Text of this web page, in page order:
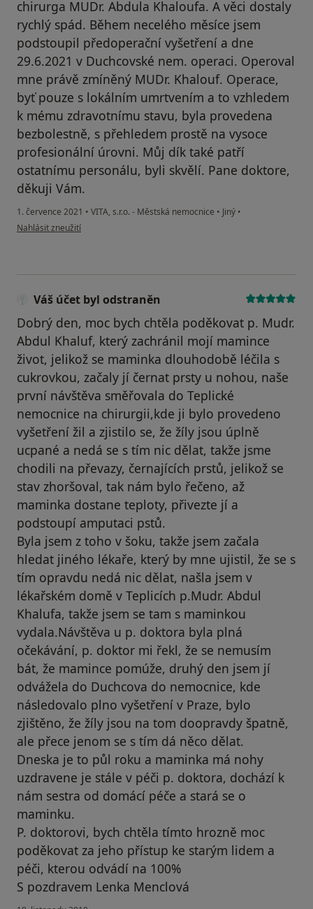
chirurga MUDr. Abdula Khaloufa. A věci dostaly
rychlý spád. Během necelého měsíce jsem
podstoupil předoperační vyšetření a dne
29.6.2021 v Duchcovské nem. operaci. Operoval
mne právě zmíněný MUDr. Khalouf. Operace,
byť pouze s lokálním umrtvením a to vzhledem
k mému zdravotnímu stavu, byla provedena
bezbolestně, s přehledem prostě na vysoce
profesionální úrovni. Můj dík také patří
ostatnímu personálu, byli skvělí. Pane doktore,
děkuji Vám.
1. července 2021 • VITA, s.r.o. - Městská nemocnice • Jiný •
podle názoru uživatele Milan Komers
Nahlásit zneužití
Váš účet byl odstraněn
Dobrý den, moc bych chtěla poděkovat p. Mudr.
Abdul Khaluf, který zachránil mojí mamince
život, jelikož se maminka dlouhodobě léčila s
cukrovkou, začaly jí černat prsty u nohou, naše
první návštěva směřovala do Teplické
nemocnice na chirurgii,kde ji bylo provedeno
vyšetření žil a zjistilo se, že žíly jsou úplně
ucpané a nedá se s tím nic dělat, takže jsme
chodili na převazy, černajících prstů, jelikož se
stav zhoršoval, tak nám bylo řečeno, až
maminka dostane teploty, přivezte jí a
podstoupí amputaci pstů.
Byla jsem z toho v šoku, takže jsem začala
hledat jiného lékaře, který by mne ujistil, že se s
tím opravdu nedá nic dělat, našla jsem v
lékařském domě v Teplicích p.Mudr. Abdul
Khalufa, takže jsem se tam s maminkou
vydala.Návštěva u p. doktora byla plná
očekávání, p. doktor mi řekl, že se nemusím
bát, že mamince pomúže, druhý den jsem jí
odvážela do Duchcova do nemocnice, kde
následovalo plno vyšetření v Praze, bylo
zjištěno, že žíly jsou na tom doopravdy špatně,
ale přece jenom se s tím dá něco dělat.
Dneska je to půl roku a maminka má nohy
uzdravene je stále v péči p. doktora, dochází k
nám sestra od domácí péče a stará se o
maminku.
P. doktorovi, bych chtěla tímto hrozně moc
poděkovat za jeho přístup ke starým lidem a
péči, kterou odvádí na 100%
S pozdravem Lenka Menclová